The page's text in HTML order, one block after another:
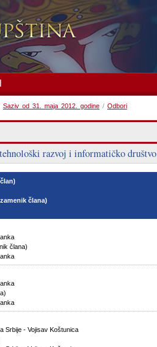
Saziv od 31. maja 2012. godine / Odbori
razvoj i informatičko društvo
člana)
člana)
Srbije - Vojisav Koštunica